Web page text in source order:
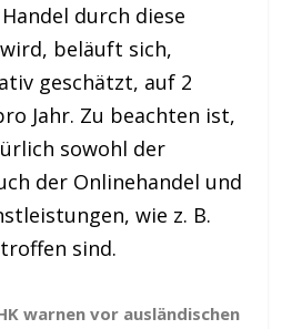
durch diese
beläuft sich,
geschätzt, auf 2
Jahr. Zu beachten ist,
sowohl der
der Onlinehandel und
wie z. B.
sind.
warnen vor ausländischen